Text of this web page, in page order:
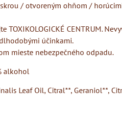
/ otvoreným ohňom /
CENTRUM.
účinkami.
mieste nebezpečného odpadu.
alkohol
Leaf Oil, Citral**, Geraniol**,